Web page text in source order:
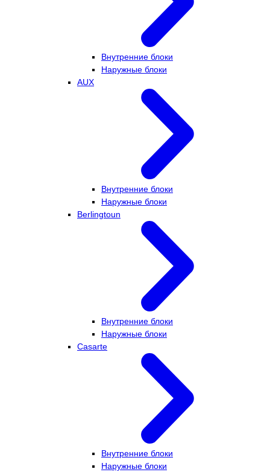
Внутренние блоки
Наружные блоки
AUX
Внутренние блоки
Наружные блоки
Berlingtoun
Внутренние блоки
Наружные блоки
Casarte
Внутренние блоки
Наружные блоки